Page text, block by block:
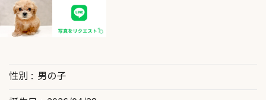
性別
男の子